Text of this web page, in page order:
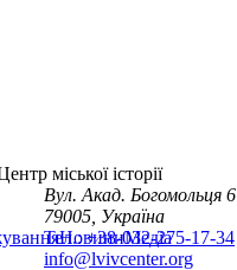
НовиниМедіа
міської історії
Вул. Акад. Богомольця 6
79005, Україна
Тел.: +38-032-275-17-34
info@lvivcenter.org